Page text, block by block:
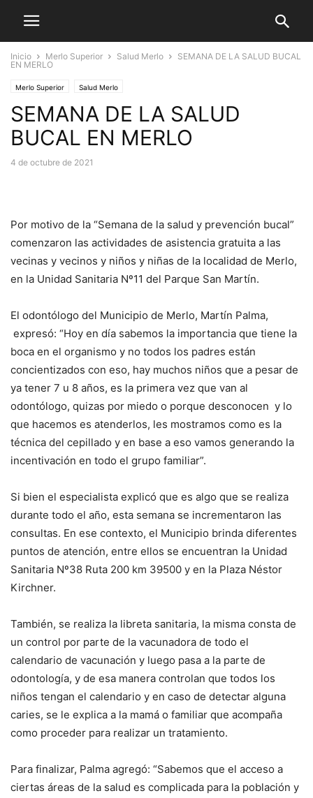
Inicio Merlo Superior Salud Merlo
SEMANA DE LA SALUD BUCAL
EN MERLO
Merlo Superior Salud Merlo
SEMANA DE LA SALUD
BUCAL EN MERLO
4 de octubre de 2021
Por motivo de la “Semana de la salud y prevención bucal”
comenzaron las actividades de asistencia gratuita a las
vecinas y vecinos y niños y niñas de la localidad de Merlo,
en la Unidad Sanitaria Nº11 del Parque San Martín.
El odontólogo del Municipio de Merlo, Martín Palma,
expresó: “Hoy en día sabemos la importancia que tiene la
boca en el organismo y no todos los padres están
concientizados con eso, hay muchos niños que a pesar de
ya tener 7 u 8 años, es la primera vez que van al
odontólogo, quizas por miedo o porque desconocen y lo
que hacemos es atenderlos, les mostramos como es la
técnica del cepillado y en base a eso vamos generando la
incentivación en todo el grupo familiar”.
Si bien el especialista explicó que es algo que se realiza
durante todo el año, esta semana se incrementaron las
consultas. En ese contexto, el Municipio brinda diferentes
puntos de atención, entre ellos se encuentran la Unidad
Sanitaria Nº38 Ruta 200 km 39500 y en la Plaza Néstor
Kirchner.
También, se realiza la libreta sanitaria, la misma consta de
un control por parte de la vacunadora de todo el
calendario de vacunación y luego pasa a la parte de
odontología, y de esa manera controlan que todos los
niños tengan el calendario y en caso de detectar alguna
caries, se le explica a la mamá o familiar que acompaña
como proceder para realizar un tratamiento.
Para finalizar, Palma agregó: “Sabemos que el acceso a
ciertas áreas de la salud es complicada para la población y